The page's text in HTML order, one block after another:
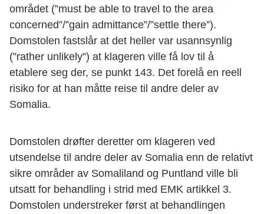
området (”must be able to travel to the area
concerned”/”gain admittance”/”settle there”).
Domstolen fastslår at det heller var usannsynlig
(”rather unlikely”) at klageren ville få lov til å
etablere seg der, se punkt 143. Det forelå en reell
risiko for at han måtte reise til andre deler av
Somalia.
Domstolen drøfter deretter om klageren ved
utsendelse til andre deler av Somalia enn de relativt
sikre områder av Somaliland og Puntland ville bli
utsatt for behandling i strid med EMK artikkel 3.
Domstolen understreker først at behandlingen